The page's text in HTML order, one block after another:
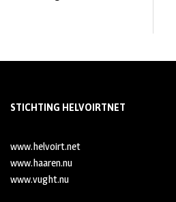
STICHTING HELVOIRTNET
www.helvoirt.net
www.haaren.nu
www.vught.nu